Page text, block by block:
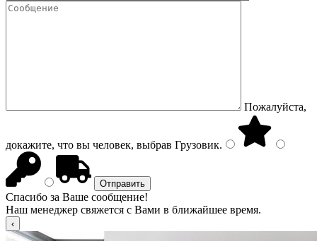
Пожалуйста,
докажите, что вы человек, выбрав Грузовик.
Спасибо за Ваше сообщение!
Наш менеджер свяжется с Вами в ближайшее время.